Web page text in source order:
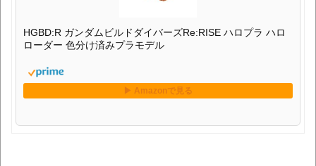
HGBD:R ガンダムビルドダイバーズRe:RISE ハロプラ ハロ
ローダー 色分け済みプラモデル